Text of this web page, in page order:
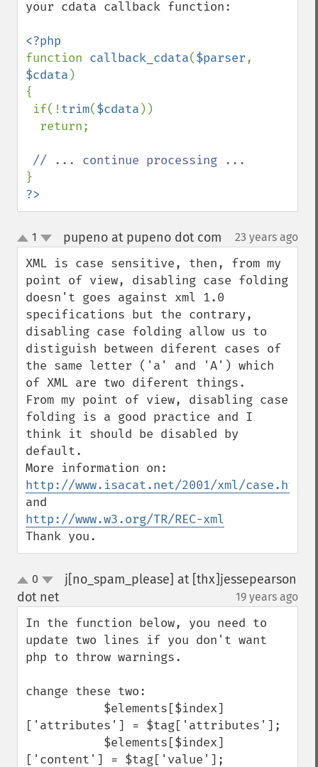
your cdata callback function:
function callback_cdata($parser
$cdata )
{
if(!trim($cdata ))
?>
up
down
1 pupeno at pupeno dot com 23 years ago
XML is case sensitive, then, from my
point of view, disabling case folding
doesn't goes against xml 1.0
specifications but the contrary,
disabling case folding allow us to
distiguish between diferent cases of
the same letter ('a' and 'A') which
of XML are two diferent things.
From my point of view, disabling case
folding is a good practice and I
think it should be disabled by
default.
http://www.isacat.net/2001/xml/case.htm
http://www.w3.org/TR/REC-xml
Thank you.
up
down
0
j[no_spam_please] at [thx]jessepearson
dot net¶ 19 years ago
In the function below, you need to
update two lines if you don't want
php to throw warnings.
change these two:
['attributes'] = $tag['attributes'];
['content'] = $tag['value'];